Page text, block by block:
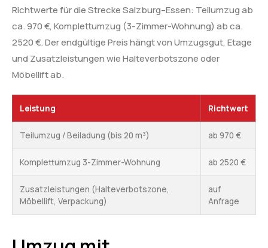
Richtwerte für die Strecke Salzburg–Essen: Teilumzug ab
ca. 970 €, Komplettumzug (3-Zimmer-Wohnung) ab ca.
2520 €. Der endgültige Preis hängt von Umzugsgut, Etage
und Zusatzleistungen wie Halteverbotszone oder
Möbellift ab.
Leistung Richtwert
Teilumzug / Beiladung (bis 20 m³) ab 970 €
Komplettumzug 3-Zimmer-Wohnung ab 2520 €
Zusatzleistungen (Halteverbotszone,
Möbellift, Verpackung)
auf
Anfrage